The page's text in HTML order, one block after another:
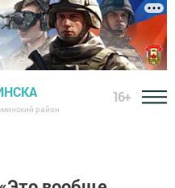
район
16+